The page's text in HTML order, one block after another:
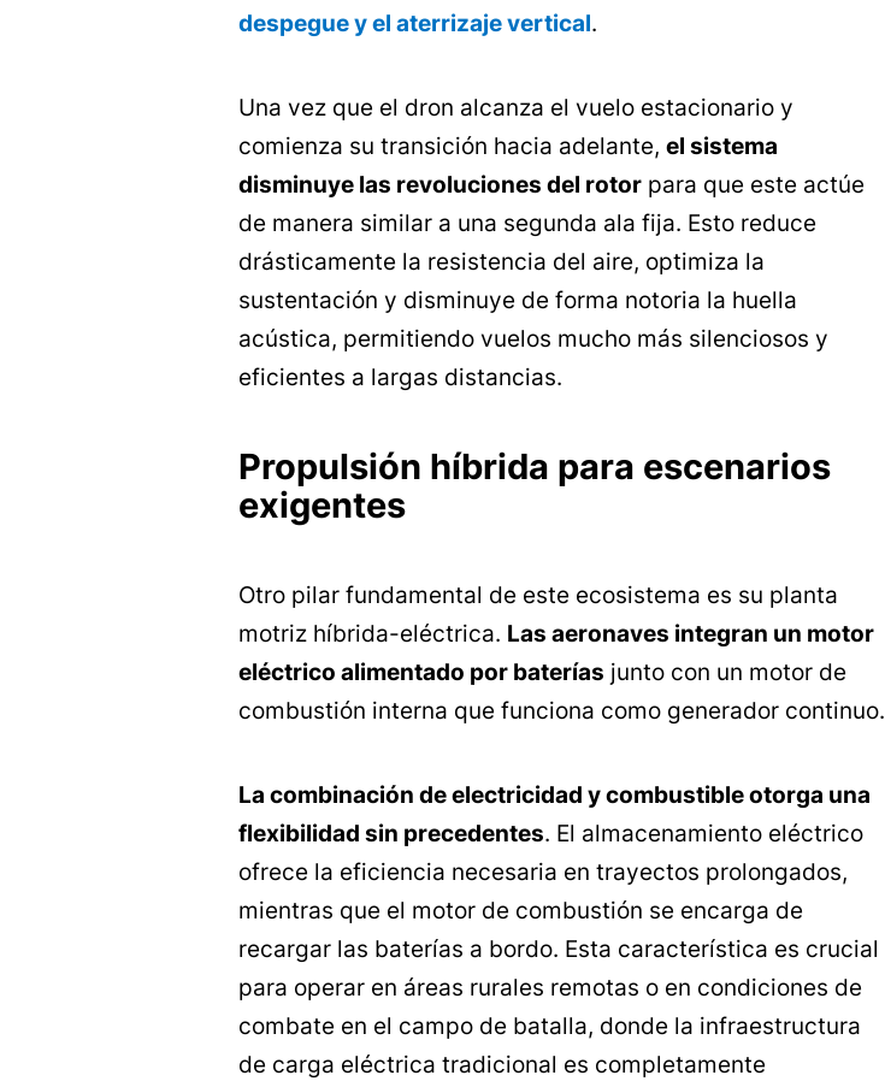
despegue y el aterrizaje vertical.
Una vez que el dron alcanza el vuelo estacionario y
comienza su transición hacia adelante, el sistema
disminuye las revoluciones del rotor para que este actúe
de manera similar a una segunda ala fija. Esto reduce
drásticamente la resistencia del aire, optimiza la
sustentación y disminuye de forma notoria la huella
acústica, permitiendo vuelos mucho más silenciosos y
eficientes a largas distancias.
Propulsión híbrida para escenarios
exigentes
Otro pilar fundamental de este ecosistema es su planta
motriz híbrida-eléctrica. Las aeronaves integran un motor
eléctrico alimentado por baterías junto con un motor de
combustión interna que funciona como generador continuo.
La combinación de electricidad y combustible otorga una
flexibilidad sin precedentes. El almacenamiento eléctrico
ofrece la eficiencia necesaria en trayectos prolongados,
mientras que el motor de combustión se encarga de
recargar las baterías a bordo. Esta característica es crucial
para operar en áreas rurales remotas o en condiciones de
combate en el campo de batalla, donde la infraestructura
de carga eléctrica tradicional es completamente